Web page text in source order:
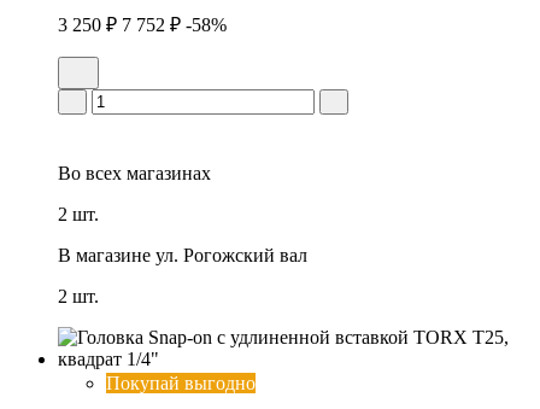
3 250 ₽ 7 752 ₽ -58%
Во всех магазинах
2 шт.
В магазине ул. Рогожский вал
2 шт.
Покупай выгодно